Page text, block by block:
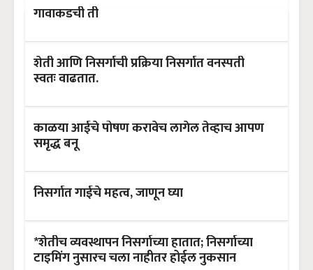
गावाकडची ती
शेती आणि निसर्गाची प्रक्रिया निसर्गात वनस्पती
स्वतः वाढतात.
काळया आईचे पोषण करावेच लागेल तेव्हाच आपण
समृद्ध बनू
निसर्गात गाईचे महत्व, जाणून घ्या
*शेतीच व्यवस्थापन निसर्गाच्या हातात; निसर्गाच्या
टाइमिंग नुसारच चला नाहीतर होईल नुकसान